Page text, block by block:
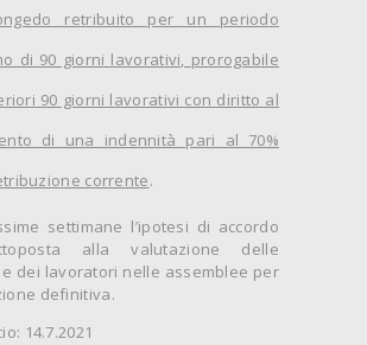
retribuito per un periodo
di 90 giorni lavorativi, prorogabile
90 giorni lavorativi con diritto al
di una indennità pari al 70%
corrente.
settimane l’ipotesi di accordo
alla valutazione delle
dei lavoratori nelle assemblee per
definitiva.
14.7.2021